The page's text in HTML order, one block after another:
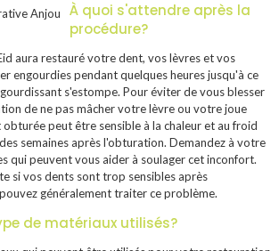
À quoi s'attendre après la
procédure?
aura restauré votre dent, vos lèvres et vos
engourdies pendant quelques heures jusqu'à ce
s'estompe. Pour éviter de vous blesser
de ne pas mâcher votre lèvre ou votre joue
peut être sensible à la chaleur et au froid
semaines après l'obturation. Demandez à votre
qui peuvent vous aider à soulager cet inconfort.
si vos dents sont trop sensibles après
généralement traiter ce problème.
de matériaux utilisés?